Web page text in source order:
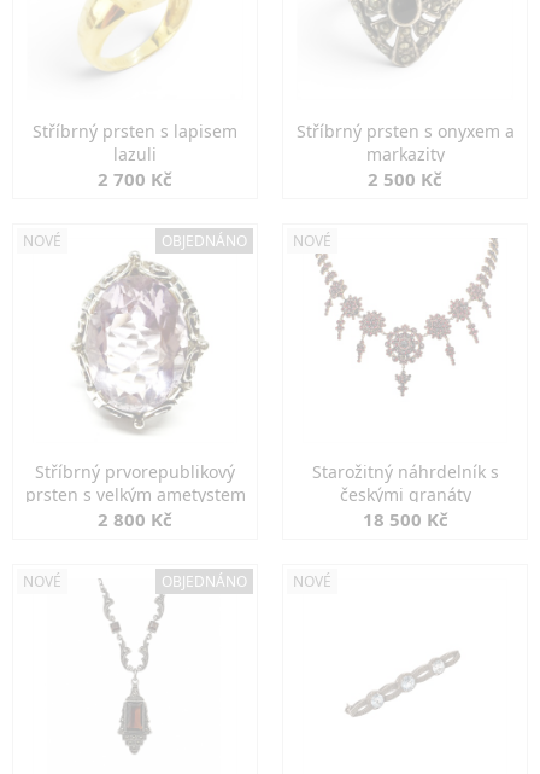
Stříbrný prsten s lapisem
lazuli
2 700 Kč
Stříbrný prsten s onyxem a
markazity
2 500 Kč
NOVÉ OBJEDNÁNO
Stříbrný prvorepublikový
prsten s velkým ametystem
2 800 Kč
NOVÉ
Starožitný náhrdelník s
českými granáty
18 500 Kč
NOVÉ OBJEDNÁNO NOVÉ